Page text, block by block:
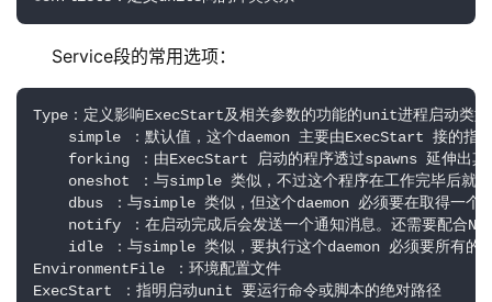
Service段的常用选项：
Type：定义影响ExecStart及相关参数的功能的unit进程启动类型
simple ：默认值，这个daemon 主要由ExecStart 接的指令
forking ：由ExecStart 启动的程序透过spawns 延伸出其他
oneshot ：与simple 类似，不过这个程序在工作完毕后就结
dbus ：与simple 类似，但这个daemon 必须要在取得一个
notify ：在启动完成后会发送一个通知消息。还需要配合
idle ：与simple 类似，要执行这个daemon 必须要所有的工
EnvironmentFile ：环境配置文件
ExecStart ：指明启动unit 要运行命令或脚本的绝对路径